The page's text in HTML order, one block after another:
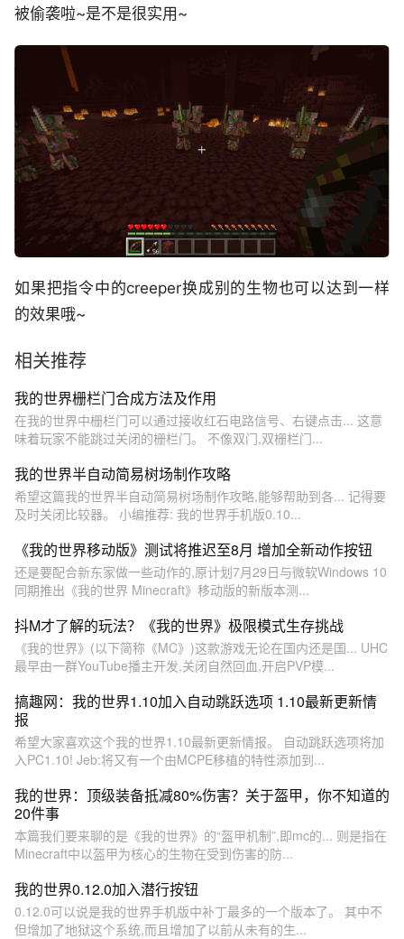
被偷袭啦~是不是很实用~
如果把指令中的creeper换成别的生物也可以达到一样
的效果哦~
相关推荐
我的世界栅栏门合成方法及作用
在我的世界中栅栏门可以通过接收红石电路信号、右键点击... 这意
味着玩家不能跳过关闭的栅栏门。 不像双门,双栅栏门...
我的世界半自动简易树场制作攻略
希望这篇我的世界半自动简易树场制作攻略,能够帮助到各... 记得要
及时关闭比较器。 小编推荐: 我的世界手机版0.10...
《我的世界移动版》测试将推迟至8月 增加全新动作按钮
还是要配合新东家做一些动作的,原计划7月29日与微软Windows 10
同期推出《我的世界 Minecraft》移动版的新版本测...
抖M才了解的玩法？《我的世界》极限模式生存挑战
《我的世界》(以下简称《MC》)这款游戏无论在国内还是国... UHC
最早由一群YouTube播主开发,关闭自然回血,开启PVP模...
搞趣网：我的世界1.10加入自动跳跃选项 1.10最新更新情
报
希望大家喜欢这个我的世界1.10最新更新情报。 自动跳跃选项将加
入PC1.10! Jeb:将又有一个由MCPE移植的特性添加到...
我的世界：顶级装备抵减80%伤害？关于盔甲，你不知道的
20件事
本篇我们要来聊的是《我的世界》的“盔甲机制”,即mc的... 则是指在
Minecraft中以盔甲为核心的生物在受到伤害的防...
我的世界0.12.0加入潜行按钮
0.12.0可以说是我的世界手机版中补丁最多的一个版本了。 其中不
但增加了地狱这个系统,而且增加了以前从未有的生...